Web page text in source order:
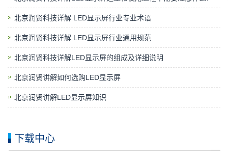
北京润贤科技详解 LED显示屏行业专业术语
北京润贤科技详解 LED显示屏行业通用规范
北京润贤科技详解LED显示屏的组成及详细说明
北京润贤讲解如何选购LED显示屏
北京润贤讲解LED显示屏知识
下载中心